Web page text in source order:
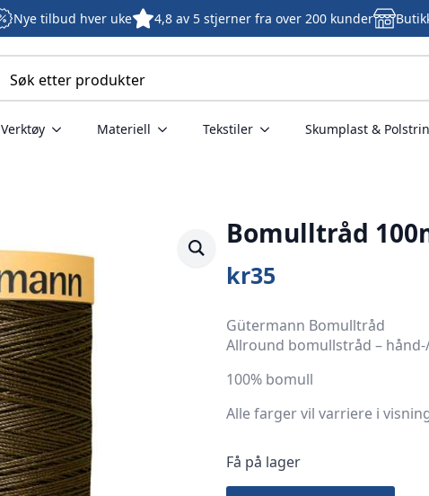
Nye tilbud hver uke 4,8 av 5 stjerner fra over 200 kunder
Verktøy Materiell Tekstiler Skumplast &
Bomulltråd
kr35
Gütermann Bomulltråd
Allround bomullstråd –
100% bomull
Alle farger vil varriere i
Få på lager